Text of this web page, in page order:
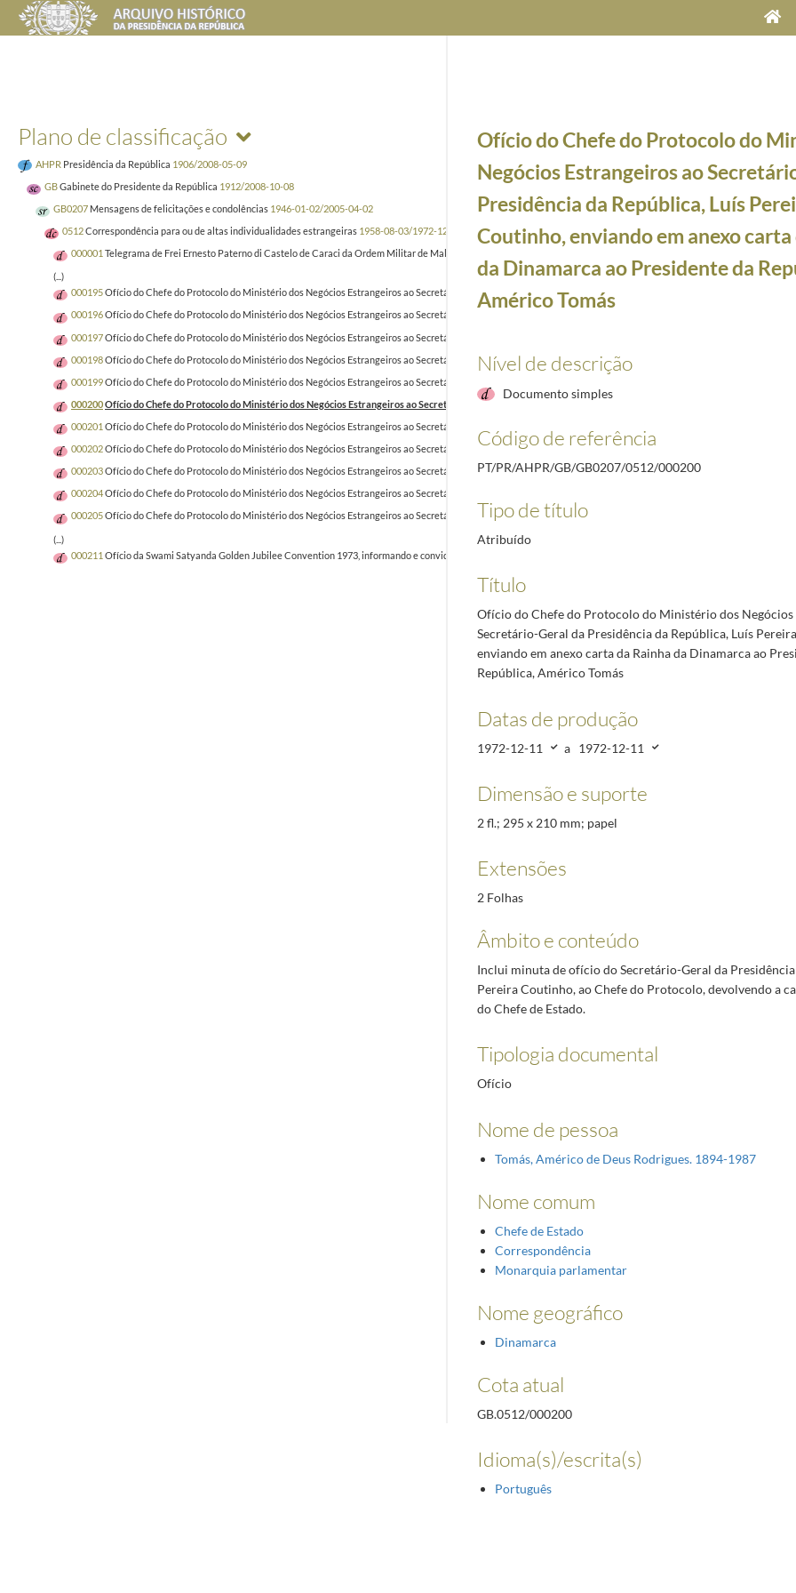
Plano de classificação
AHPR Presidência da República 1906/2008-05-09
GBGabinete do Presidente da República 1912/2008-10-08
GB0207 Mensagens de felicitações e condolências 1946-01-02/2005-04-02
0512Correspondência para ou de altas individualidades estrangeiras 1958-08-03/1972-12-28
000001 Telegrama de Frei Ernesto Paterno di Castelo de Caraci da Ordem Militar de Malta ao Presidente da República eleito, Américo Tomás, saudando-o pela sua eleição
(...)
000195Ofício do Chefe do Protocolo do Ministério dos Negócios Estrangeiros ao Secretário-Geral da Presidência da República, Luís Pereira Coutinho, enviando carta
000196Ofício do Chefe do Protocolo do Ministério dos Negócios Estrangeiros ao Secretário-Geral da Presidência da República, Luís Pereira Coutinho, enviando carta de
000197Ofício do Chefe do Protocolo do Ministério dos Negócios Estrangeiros ao Secretário-Geral da Presidência da República, Luís Pereira Coutinho, enviando carta do
000198Ofício do Chefe do Protocolo do Ministério dos Negócios Estrangeiros ao Secretário-Geral da Presidência da República, Luís Pereira Coutinho, enviando em
000199Ofício do Chefe do Protocolo do Ministério dos Negócios Estrangeiros ao Secretário-Geral da Presidência da República, Luís Pereira Coutinho, enviando em
000200Ofício do Chefe do Protocolo do Ministério dos Negócios Estrangeiros ao Secretário-Geral da Presidência da República, Luís Pereira Coutinho, enviando em
000201 Ofício do Chefe do Protocolo do Ministério dos Negócios Estrangeiros ao Secretário-Geral da Presidência da República, Luís Pereira Coutinho, enviando em
000202Ofício do Chefe do Protocolo do Ministério dos Negócios Estrangeiros ao Secretário-Geral da Presidência da República, Luís Pereira Coutinho, enviando
000203Ofício do Chefe do Protocolo do Ministério dos Negócios Estrangeiros ao Secretário-Geral da Presidência da República, Luís Pereira Coutinho, enviando em anexo
000204Ofício do Chefe do Protocolo do Ministério dos Negócios Estrangeiros ao Secretário-Geral da Presidência da República, Luís Pereira Coutinho, enviando em
000205Ofício do Chefe do Protocolo do Ministério dos Negócios Estrangeiros ao Secretário-Geral da Presidência da República, Luís Pereira Coutinho, enviando em
(...)
000211 Ofício da Swami Satyanda Golden Jubilee Convention 1973, informando e convidando o Presidente da República, Américo Tomás, a patrocinar uma Exposição
Ofício do Chefe do Protocolo do
Negócios Estrangeiros ao
Presidência da República, Luís
Coutinho, enviando em anexo carta
da Dinamarca ao Presidente da
Américo Tomás
Nível de descrição
Documento simples
Código de referência
PT/PR/AHPR/GB/GB0207/0512/000200
Tipo de título
Atribuído
Título
Ofício do Chefe do Protocolo do Ministério dos Negócios
Secretário-Geral da Presidência da República, Luís
enviando em anexo carta da Rainha da Dinamarca ao
República, Américo Tomás
Datas de produção
1972-12-11 a 1972-12-11
Dimensão e suporte
2 fl.; 295 x 210 mm; papel
Extensões
2 Folhas
Âmbito e conteúdo
Inclui minuta de ofício do Secretário-Geral da
Pereira Coutinho, ao Chefe do Protocolo, devolvendo a
do Chefe de Estado.
Tipologia documental
Ofício
Nome de pessoa
Tomás, Américo de Deus Rodrigues. 1894-1987
Nome comum
Chefe de Estado
Correspondência
Monarquia parlamentar
Nome geográfico
Dinamarca
Cota atual
GB.0512/000200
Idioma(s)/escrita(s)
Português